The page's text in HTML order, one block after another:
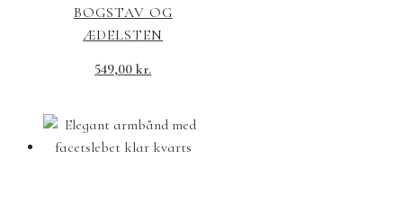
BOGSTAV OG
ÆDELSTEN
549,00kr.